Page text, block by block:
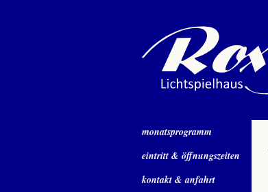
monatsprogramm
eintritt & öffnungszeiten
kontakt & anfahrt